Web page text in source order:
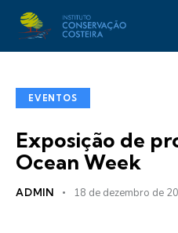
EVENTOS
Exposição de
Ocean Week
ADMIN 18 de dezembro de